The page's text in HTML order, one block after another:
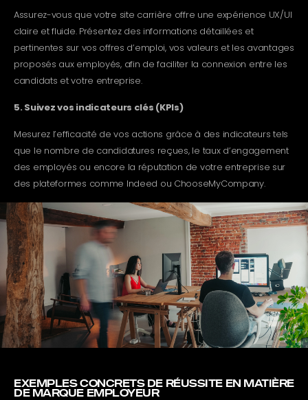
Assurez-vous que votre site carrière offre une expérience UX/UI
claire et fluide. Présentez des informations détaillées et
pertinentes sur vos offres d’emploi, vos valeurs et les avantages
proposés aux employés, afin de faciliter la connexion entre les
candidats et votre entreprise.
5. Suivez vos indicateurs clés (KPIs)
Mesurez l’efficacité de vos actions grâce à des indicateurs tels
que le nombre de candidatures reçues, le taux d’engagement
des employés ou encore la réputation de votre entreprise sur
des plateformes comme Indeed ou ChooseMyCompany.
EXEMPLES CONCRETS DE RÉUSSITE EN MATIÈRE
DE MARQUE EMPLOYEUR